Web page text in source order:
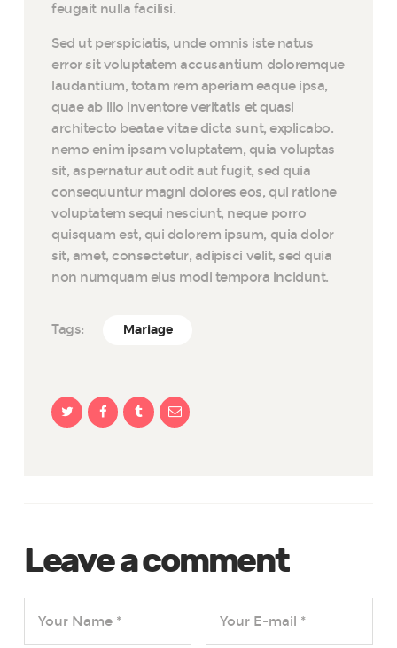
feugait nulla facilisi.
Sed ut perspiciatis, unde omnis iste natus
error sit voluptatem accusantium doloremque
laudantium, totam rem aperiam eaque ipsa,
quae ab illo inventore veritatis et quasi
architecto beatae vitae dicta sunt, explicabo.
nemo enim ipsam voluptatem, quia voluptas
sit, aspernatur aut odit aut fugit, sed quia
consequuntur magni dolores eos, qui ratione
voluptatem sequi nesciunt, neque porro
quisquam est, qui dolorem ipsum, quia dolor
sit, amet, consectetur, adipisci velit, sed quia
non numquam eius modi tempora incidunt.
Tags: Mariage
Leave a comment